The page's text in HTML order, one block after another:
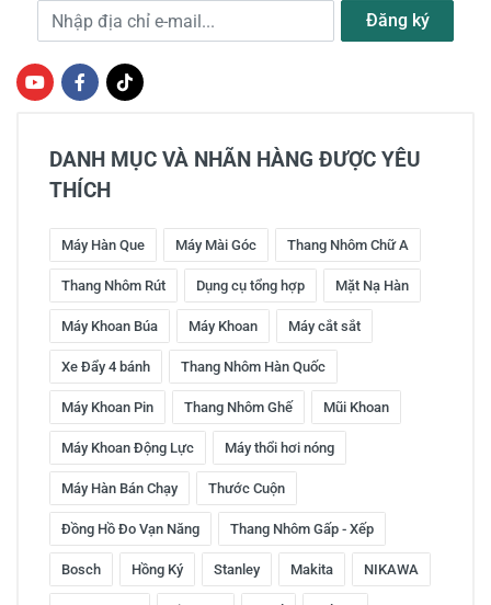
Địa chỉ e-mail Đăng ký
DANH MỤC VÀ NHÃN HÀNG ĐƯỢC YÊU
THÍCH
Máy Hàn Que Máy Mài Góc Thang Nhôm Chữ A
Thang Nhôm Rút Dụng cụ tổng hợp Mặt Nạ Hàn
Máy Khoan Búa Máy Khoan Máy cắt sắt
Xe Đẩy 4 bánh Thang Nhôm Hàn Quốc
Máy Khoan Pin Thang Nhôm Ghế Mũi Khoan
Máy Khoan Động Lực Máy thổi hơi nóng
Máy Hàn Bán Chạy Thước Cuộn
Đồng Hồ Đo Vạn Năng Thang Nhôm Gấp - Xếp
Bosch Hồng Ký Stanley Makita NIKAWA